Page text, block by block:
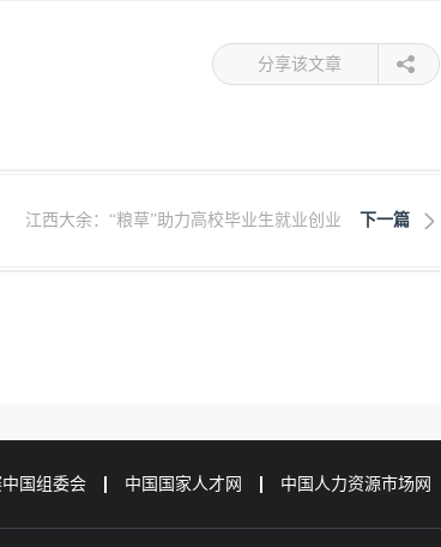
分享该文章
下一篇
江西大余：“粮草”助力高校毕业生就业创业
国组委会 中国国家人才网 中国人力资源市场网